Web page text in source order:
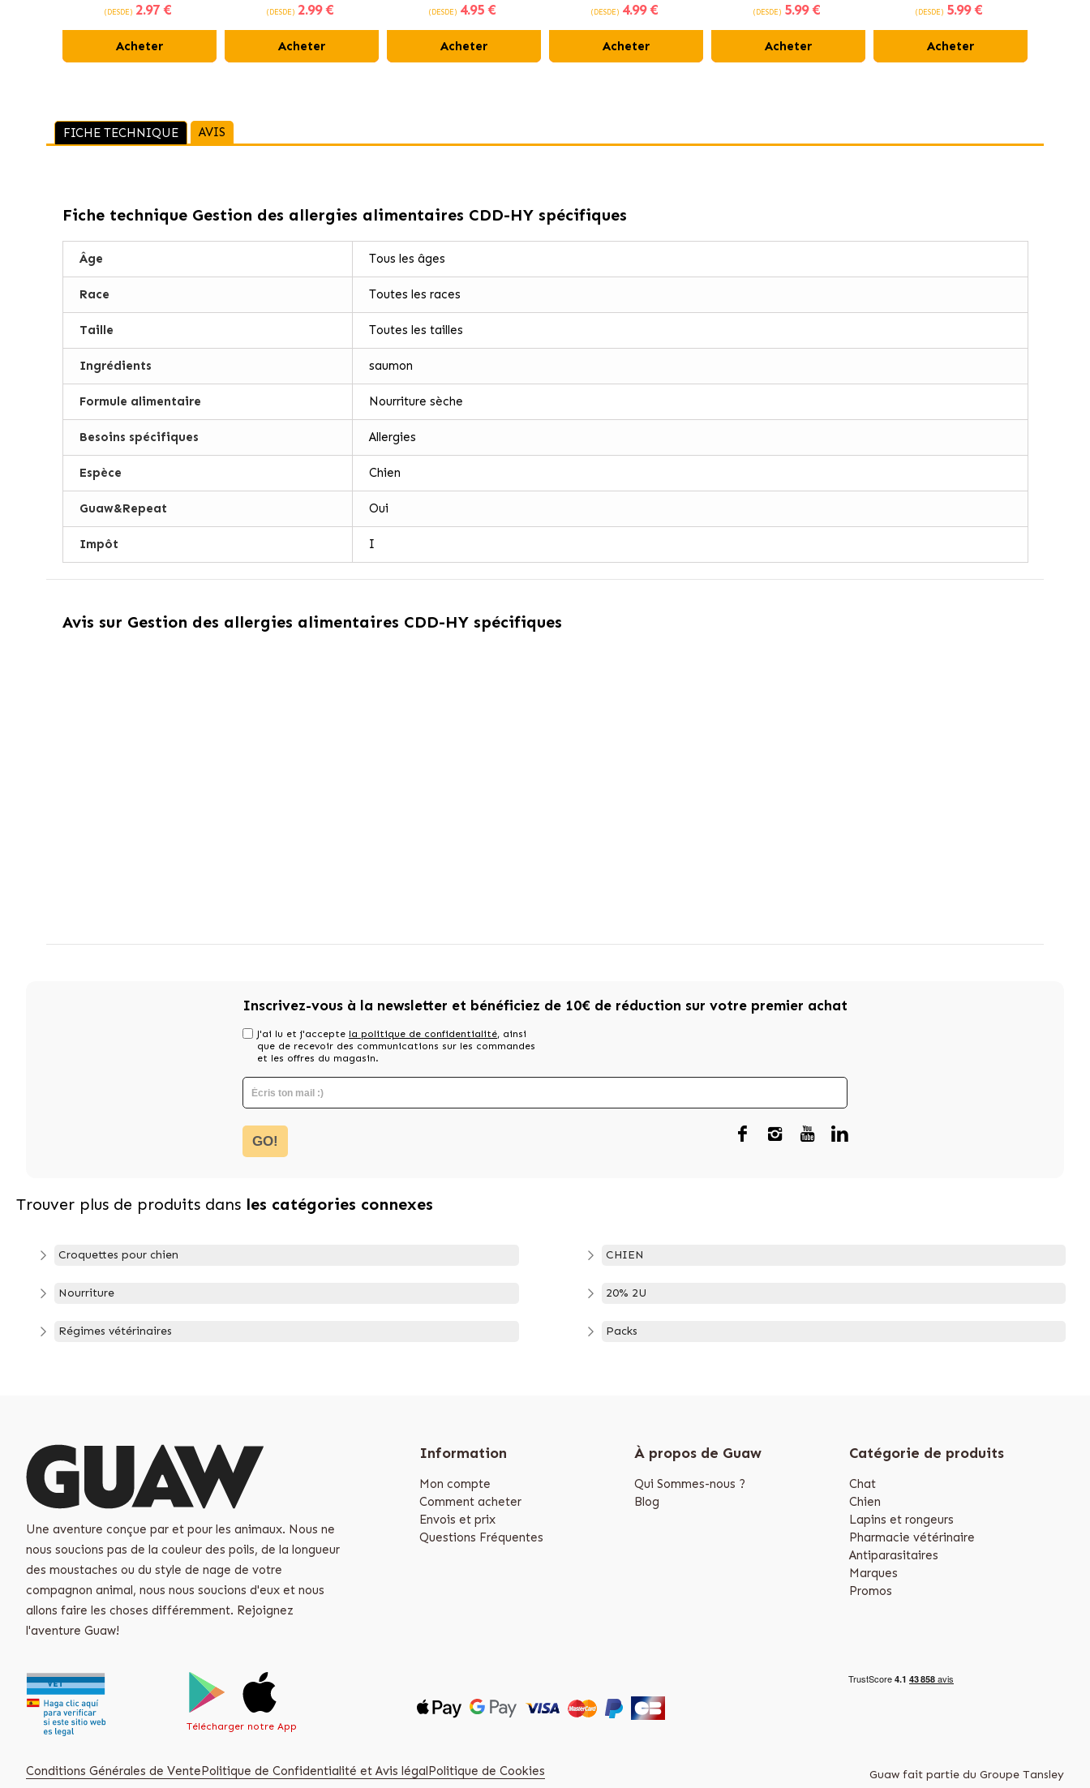
(DESDE) 2.97 €
Acheter
cm
(DESDE) 2.99 €
Acheter
(DESDE) 4.95 €
Acheter
(DESDE) 4.99 €
Acheter
cm
(DESDE) 5.99 €
Acheter
(DESDE) 5.99 €
Acheter
FICHE TECHNIQUE AVIS
Fiche technique Gestion des allergies alimentaires CDD-HY spécifiques
Âge Tous les âges
Race Toutes les races
Taille Toutes les tailles
Ingrédients saumon
Formule alimentaire Nourriture sèche
Besoins spécifiques Allergies
Espèce Chien
Guaw&Repeat Oui
Impôt I
Avis sur Gestion des allergies alimentaires CDD-HY spécifiques
Inscrivez-vous à la newsletter et bénéficiez de 10€ de réduction sur votre premier achat
J'ai lu et j'accepte la politique de confidentialité, ainsi
que de recevoir des communications sur les commandes
et les offres du magasin.
GO!
Trouver plus de produits dans les catégories connexes
Croquettes pour chien
Nourriture
Régimes vétérinaires
CHIEN
20% 2U
Packs
Une aventure conçue par et pour les animaux. Nous ne
nous soucions pas de la couleur des poils, de la longueur
des moustaches ou du style de nage de votre
compagnon animal, nous nous soucions d'eux et nous
allons faire les choses différemment. Rejoignez
l'aventure Guaw!
Information
Mon compte
Comment acheter
Envois et prix
Questions Fréquentes
À propos de Guaw
Qui Sommes-nous ?
Blog
Catégorie de produits
Chat
Chien
Lapins et rongeurs
Pharmacie vétérinaire
Antiparasitaires
Marques
Promos
Télécharger notre App
Conditions Générales de Vente Politique de Confidentialité et Avis légal Politique de Cookies Guaw fait partie du Groupe Tansley